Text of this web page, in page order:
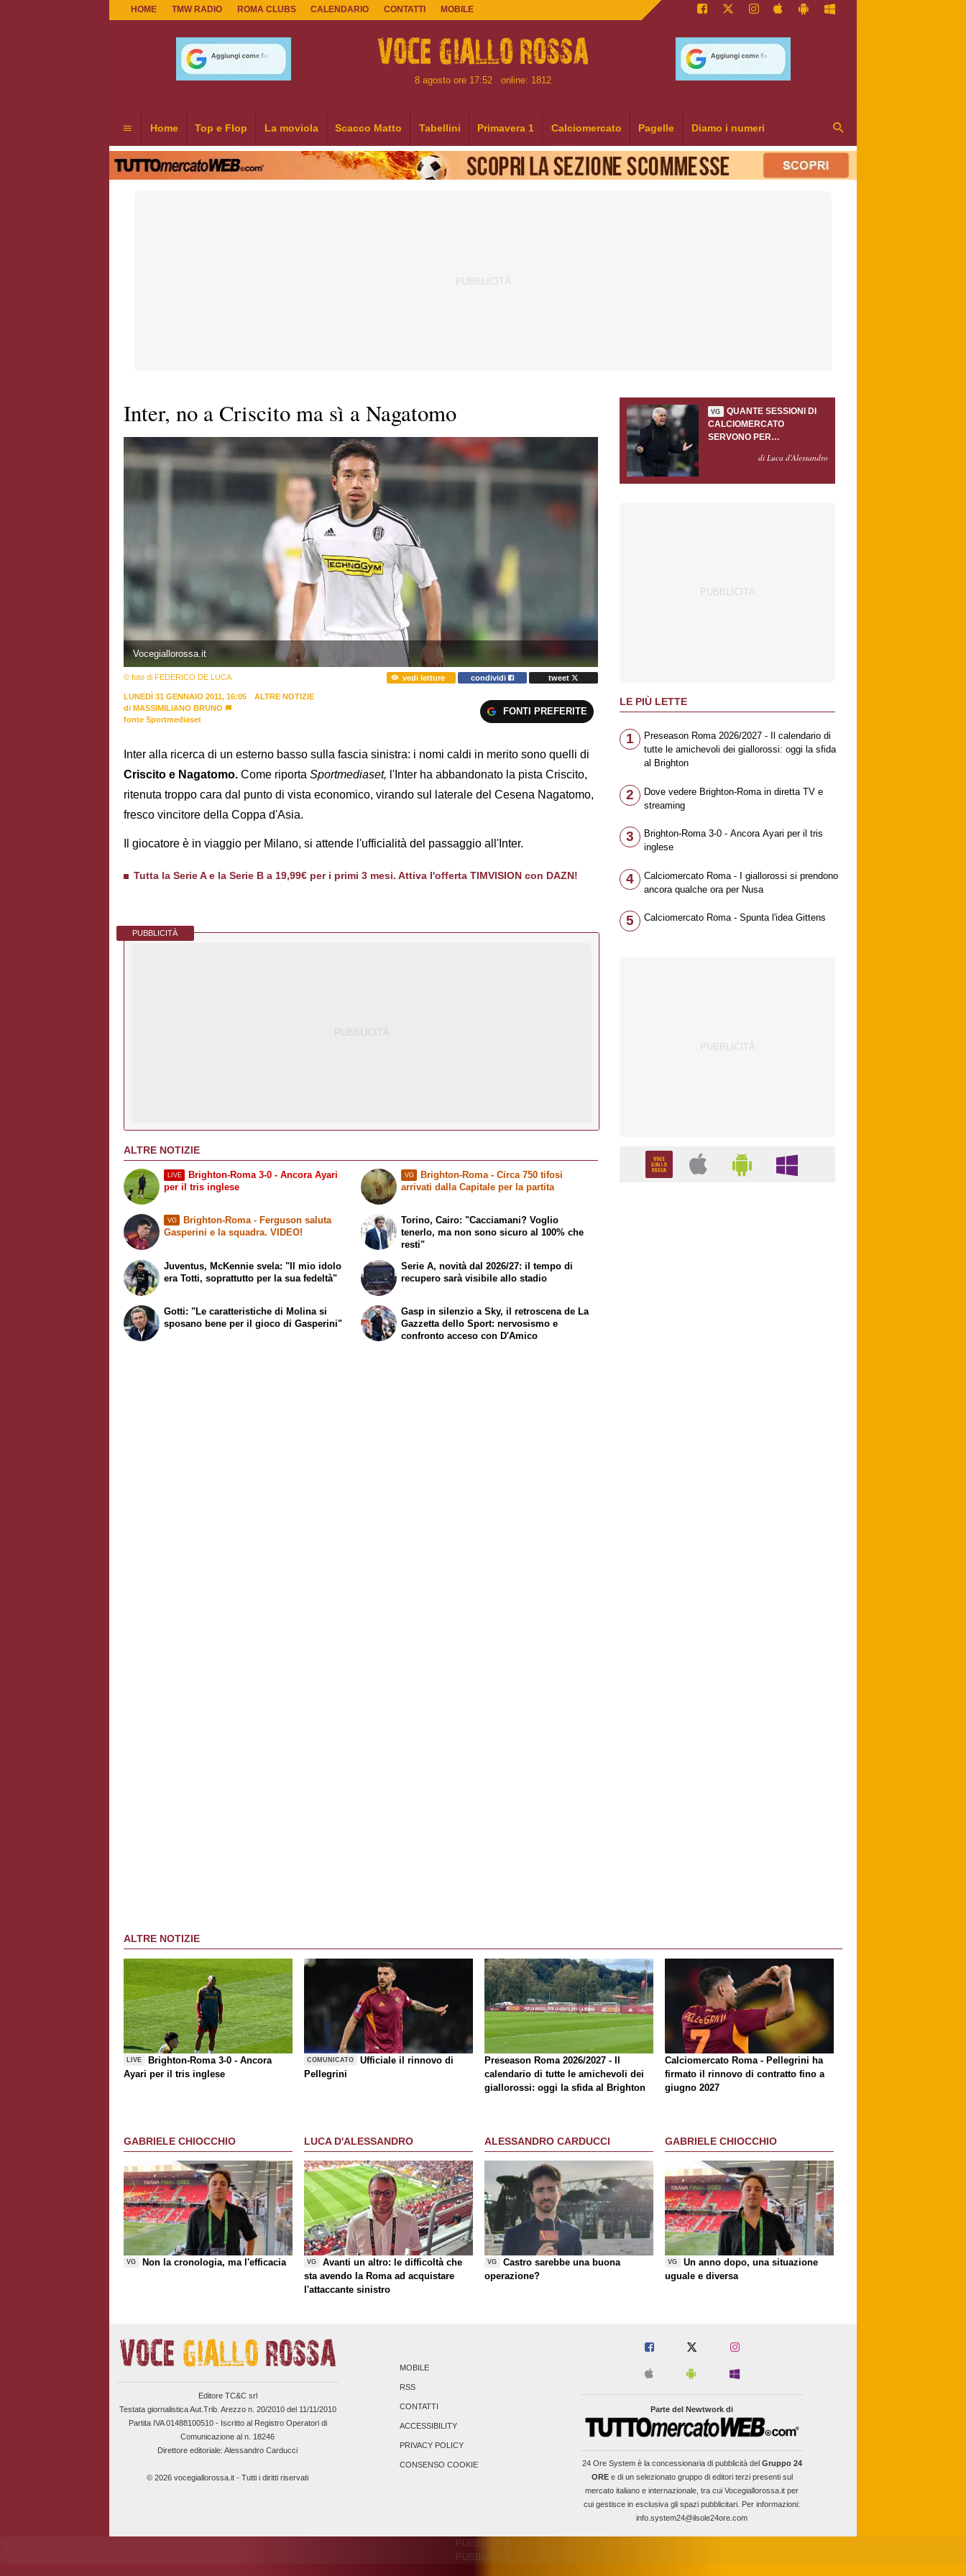
HOME TMW RADIO ROMA CLUBS CALENDARIO CONTATTI MOBILE
8 agosto ore 17:52 online: 1812
Home Top e Flop La moviola Scacco Matto Tabellini Primavera 1 Calciomercato Pagelle Diamo i numeri
Inter, no a Criscito ma sì a Nagatomo
Vocegiallorossa.it
© foto di FEDERICO DE LUCA vedi letture condividi tweet
LUNEDÌ 31 GENNAIO 2011, 16:05
ALTRE NOTIZIE
di MASSIMILIANO BRUNO
fonte Sportmediaset
FONTI PREFERITE
Inter alla ricerca di un esterno basso sulla fascia sinistra: i nomi caldi in merito sono quelli di
Criscito e Nagatomo. Come riporta Sportmediaset, l'Inter ha abbandonato la pista Criscito,
ritenuta troppo cara dal punto di vista economico, virando sul laterale del Cesena Nagatomo,
fresco vincitore della Coppa d'Asia.
Il giocatore è in viaggio per Milano, si attende l'ufficialità del passaggio all'Inter.
Tutta la Serie A e la Serie B a 19,99€ per i primi 3 mesi. Attiva l'offerta TIMVISION con DAZN!
PUBBLICITÀ
ALTRE NOTIZIE
LIVE
Brighton-Roma 3-0 - Ancora Ayari
per il tris inglese
VG
Brighton-Roma - Ferguson saluta
Gasperini e la squadra. VIDEO!
VG
Brighton-Roma - Circa 750 tifosi
arrivati dalla Capitale per la partita
Torino, Cairo: "Cacciamani? Voglio
tenerlo, ma non sono sicuro al 100% che
resti"
Juventus, McKennie svela: "Il mio idolo
era Totti, soprattutto per la sua fedeltà"
Gotti: "Le caratteristiche di Molina si
sposano bene per il gioco di Gasperini"
Serie A, novità dal 2026/27: il tempo di
recupero sarà visibile allo stadio
Gasp in silenzio a Sky, il retroscena deLa
Gazzetta dello Sport: nervosismo e
confronto acceso con D'Amico
VG
QUANTE SESSIONI DI
CALCIOMERCATO
SERVONO PER
GASPERINI?di Luca d'Alessandro
LE PIÙ LETTE
1
Preseason Roma 2026/2027 - Il calendario di
tutte le amichevoli dei giallorossi: oggi la sfida
al Brighton
2
Dove vedere Brighton-Roma in diretta TV e
streaming
3
Brighton-Roma 3-0 - Ancora Ayari per il tris
inglese
4
Calciomercato Roma - I giallorossi si prendono
ancora qualche ora per Nusa
5 Calciomercato Roma - Spunta l'idea Gittens
ALTRE NOTIZIE
LIVE
Brighton-Roma 3-0 - Ancora
Ayari per il tris inglese
COMUNICATO
Ufficiale il rinnovo di
Pellegrini
Preseason Roma 2026/2027 - Il
calendario di tutte le amichevoli dei
giallorossi: oggi la sfida al Brighton
Calciomercato Roma - Pellegrini ha
firmato il rinnovo di contratto fino a
giugno 2027
GABRIELE CHIOCCHIO
VG Non la cronologia, ma l'efficacia
LUCA D'ALESSANDRO
VG
Avanti un altro: le difficoltà che
sta avendo la Roma ad acquistare
l'attaccante sinistro
ALESSANDRO CARDUCCI
VG
Castro sarebbe una buona
operazione?
GABRIELE CHIOCCHIO
VG
Un anno dopo, una situazione
uguale e diversa
Editore TC&C srl
Testata giornalistica Aut.Trib. Arezzo n. 20/2010 del 11/11/2010
Partita IVA 01488100510 - Iscritto al Registro Operatori di
Comunicazione al n. 18246
Direttore editoriale: Alessandro Carducci
© 2026 vocegiallorossa.it - Tutti i diritti riservati
MOBILE
RSS
CONTATTI
ACCESSIBILITY
PRIVACY POLICY
CONSENSO COOKIE
Parte del Newtwork di
24 Ore Systemè la concessionaria di pubblicità del Gruppo 24
OREe di un selezionato gruppo di editori terzi presenti sul
mercato italiano e internazionale, tra cui Vocegiallorossa.it per
cui gestisce in esclusiva gli spazi pubblicitari. Per informazioni:
info.system24@ilsole24ore.com